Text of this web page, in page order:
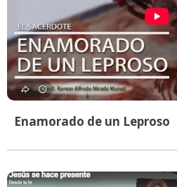
Enamorado de un Leproso